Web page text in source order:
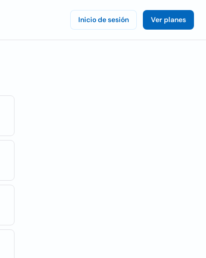
Inicio de sesión Ver planes